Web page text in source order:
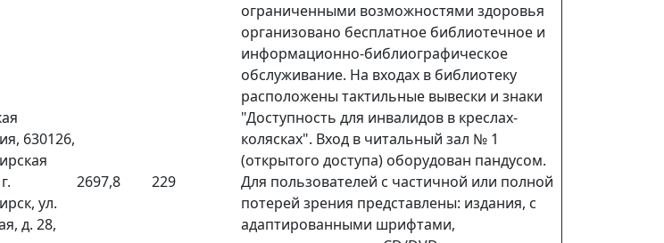
630126,
ул.
д. 28,
2697,8 229
ограниченными возможностями здоровья
организовано бесплатное библиотечное и
информационно-библиографическое
обслуживание. На входах в библиотеку
расположены тактильные вывески и знаки
"Доступность для инвалидов в креслах-
колясках". Вход в читальный зал № 1
(открытого доступа) оборудован пандусом.
Для пользователей с частичной или полной
потерей зрения представлены: издания, с
адаптированными шрифтами,